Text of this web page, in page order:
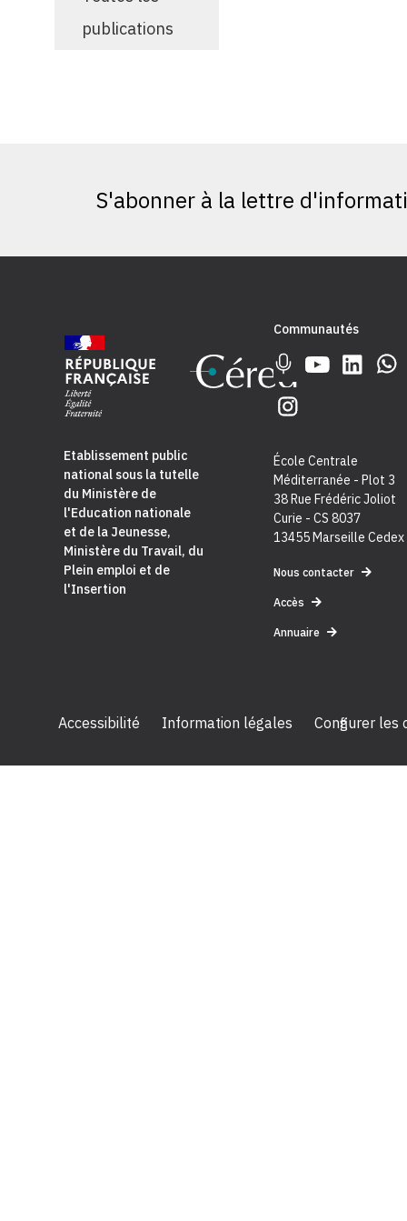
publications
S'abonner à la lettre
Etablissement public
national sous la tutelle
du Ministère de
l'Education nationale
et de la Jeunesse,
Ministère du Travail, du
Plein emploi et de
l'Insertion
Communautés
École Centrale
Méditerranée - Plot 3
38 Rue Frédéric Joliot
Curie - CS 8037
13455 Marseille Cedex
Nous contacter
Accès
Annuaire
Accessibilité Information légales Configurer les